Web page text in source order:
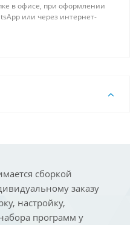
в офисе, при оформлении
или через интернет-
сборкой
заказу
настройку,
программ у